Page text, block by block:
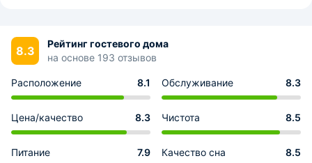
8.3
Рейтинг гостевого дома
на основе 193 отзывов
Расположение 8.1 Обслуживание 8.3
Цена/качество 8.3 Чистота 8.5
Питание 7.9 Качество сна 8.5